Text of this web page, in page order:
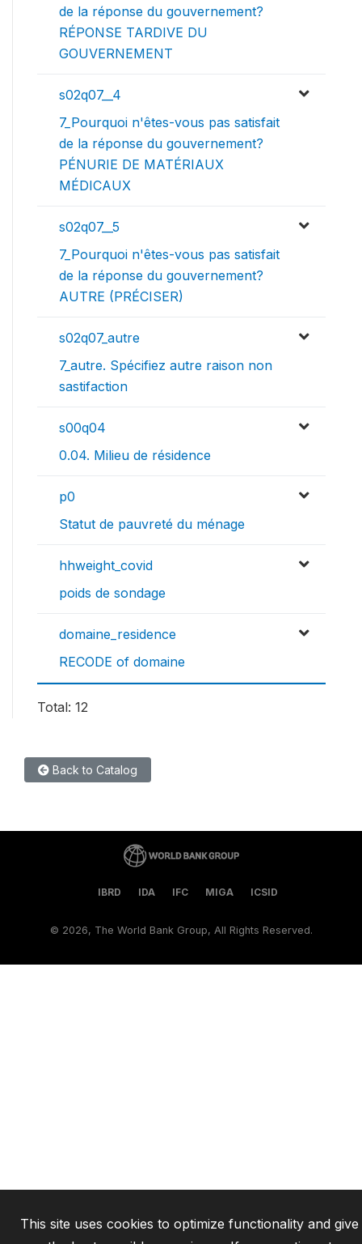
de la réponse du gouvernement?
RÉPONSE TARDIVE DU
GOUVERNEMENT
s02q07__4
7_Pourquoi n'êtes-vous pas satisfait
de la réponse du gouvernement?
PÉNURIE DE MATÉRIAUX
MÉDICAUX
s02q07__5
7_Pourquoi n'êtes-vous pas satisfait
de la réponse du gouvernement?
AUTRE (PRÉCISER)
s02q07_autre
7_autre. Spécifiez autre raison non
sastifaction
s00q04
0.04. Milieu de résidence
p0
Statut de pauvreté du ménage
hhweight_covid
poids de sondage
domaine_residence
RECODE of domaine
Total: 12
Back to Catalog
IBRD IDA IFC MIGA ICSID
© 2026, The World Bank Group, All Rights Reserved.
This site uses cookies to optimize functionality and give